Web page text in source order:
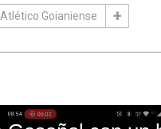
Atlético Goianiense